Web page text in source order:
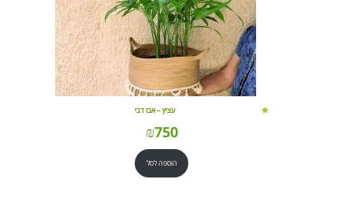
עציץ – אבו דבי
₪750
הוספה לסל